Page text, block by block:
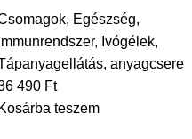
, Egészség,
Immunrendszer, Ivógélek,
anyagcsere
490 Ft
Kosárba teszem